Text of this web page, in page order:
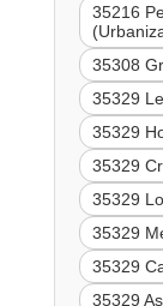
35216
35308
35329
35329
35329
35329
35329
35329
35329